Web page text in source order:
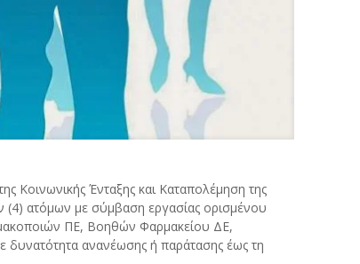
Κοινωνικής Ένταξης και Καταπολέμηση της
ατόμων με σύμβαση εργασίας ορισμένου
ΠΕ, Βοηθών Φαρμακείου ΔΕ,
δυνατότητα ανανέωσης ή παράτασης έως τη